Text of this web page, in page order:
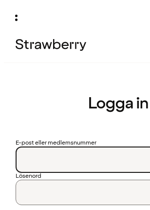
Logga in
E-post eller medlemsnummer
Lösenord